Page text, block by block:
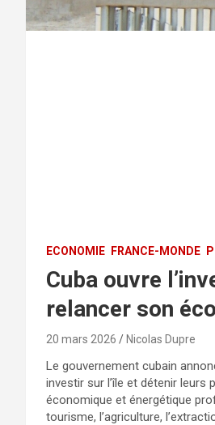
ECONOMIE FRANCE-MONDE
Cuba ouvre
relancer son
20 mars 2026 Nicolas Dupre
Le gouvernement cubain
investir sur l’île et détenir leurs
économique et énergétique
tourisme, l’agriculture,